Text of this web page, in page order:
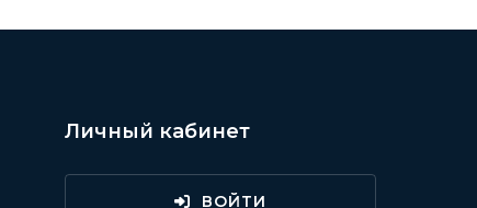
Личный кабинет
ВОЙТИ